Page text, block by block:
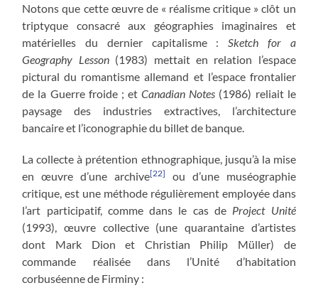
Notons que cette œuvre de « réalisme critique » clôt un
triptyque consacré aux géographies imaginaires et
matérielles du dernier capitalisme : Sketch for a
Geography Lesson(1983) mettait en relation l’espace
pictural du romantisme allemand et l’espace frontalier
de la Guerre froide ; etCanadian Notes (1986) reliait le
paysage des industries extractives, l’architecture
bancaire et l’iconographie du billet de banque.
La collecte à prétention ethnographique, jusqu’à la mise
en œuvre d’une archive[22]
ou d’une muséographie
critique, est une méthode régulièrement employée dans
l’art participatif, comme dans le cas de Project Unité
(1993), œuvre collective (une quarantaine d’artistes
dont Mark Dion et Christian Philip Müller) de
commande réalisée dans l’Unité d’habitation
corbuséenne de Firminy :